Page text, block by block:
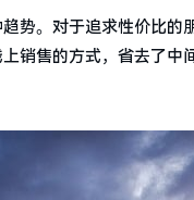
势。对于追求性价比
销售的方式，省去了